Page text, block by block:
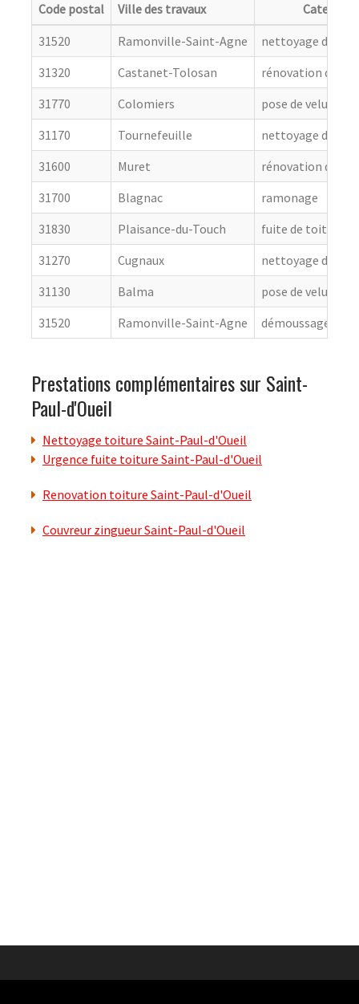
Code postal Ville des travaux
Categorie
31520
Ramonville-Saint-Agne
nettoyage de
31320
Castanet-Tolosan
rénovation de
31770
Colomiers
pose de velux
31170
Tournefeuille
nettoyage de
31600
Muret
rénovation de
31700
Blagnac
ramonage
31830
Plaisance-du-Touch
fuite de toiture
31270
Cugnaux
nettoyage de
31130
Balma
pose de velux
31520
Ramonville-Saint-Agne démoussage de
Prestations complémentaires sur Saint-
Paul-d'Oueil
Nettoyage toiture Saint-Paul-d'Oueil
Urgence fuite toiture Saint-Paul-d'Oueil
Renovation toiture Saint-Paul-d'Oueil
Couvreur zingueur Saint-Paul-d'Oueil